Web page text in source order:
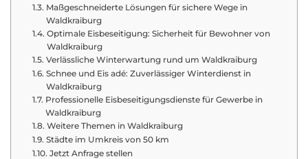
Maßgeschneiderte Lösungen für sichere Wege in
Waldkraiburg
Optimale Eisbeseitigung: Sicherheit für Bewohner von
Waldkraiburg
Verlässliche Winterwartung rund um Waldkraiburg
Schnee und Eis adé: Zuverlässiger Winterdienst in
Waldkraiburg
Professionelle Eisbeseitigungsdienste für Gewerbe in
Waldkraiburg
Weitere Themen in Waldkraiburg
Städte im Umkreis von 50 km
Jetzt Anfrage stellen